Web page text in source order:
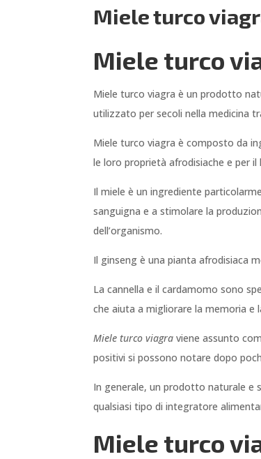
Miele turco
Miele turco
Miele turco viagra è un prodotto
utilizzato per secoli nella medicina
Miele turco viagra è composto da
le loro proprietà afrodisiache e per
Il miele è un ingrediente
sanguigna e a stimolare la
dell’organismo.
Il ginseng è una pianta afrodisiaca
La cannella e il cardamomo sono
che aiuta a migliorare la memoria e
Miele turco viagra viene assunto
positivi si possono notare dopo
In generale, un prodotto naturale e
qualsiasi tipo di integratore
Miele turco